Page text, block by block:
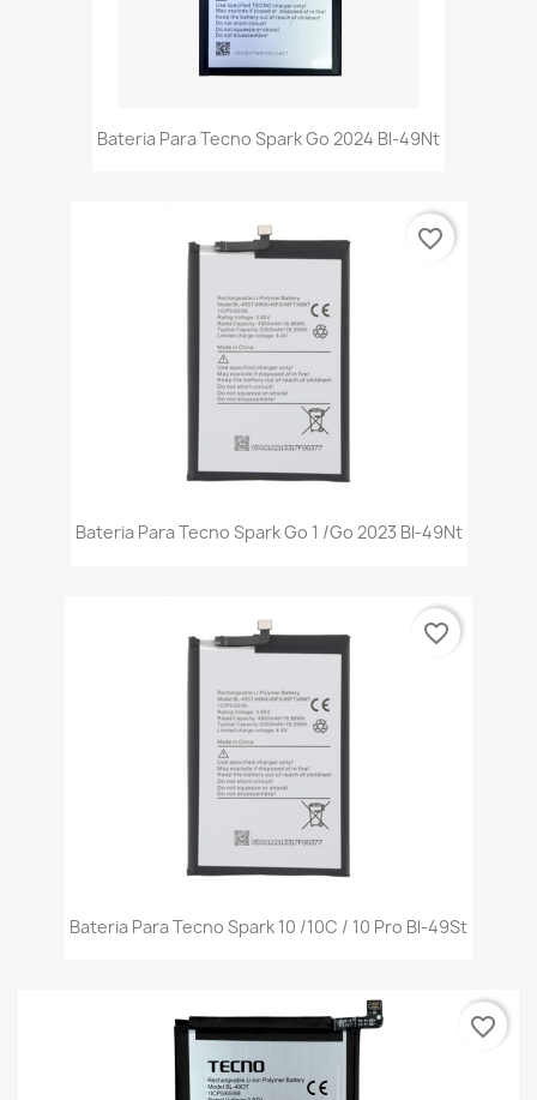
Bateria Para Tecno Spark Go 2024 Bl-49Nt
Bateria Para Tecno Spark Go 1 /Go 2023 Bl-49Nt
favorite_border
Bateria Para Tecno Spark 10 /10C / 10 Pro Bl-49St
favorite_border
favorite_border